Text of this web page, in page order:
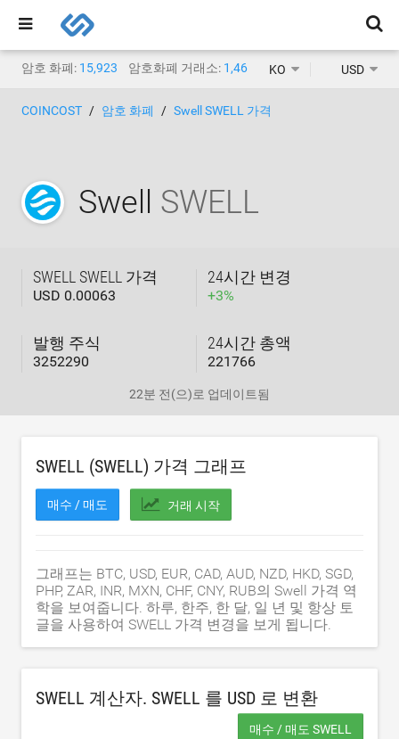
암호 화폐: 15,923 암호화폐 거래소: 1,468 KO USD
COINCOST 암호 화폐 Swell SWELL 가격
Swell SWELL
SWELL SWELL 가격
USD 0.00063
24시간 변경
+3%
발행 주식
3252290
24시간 총액
221766
22분 전(으)로 업데이트됨
SWELL (SWELL) 가격 그래프
매수 / 매도 거래 시작
그래프는 BTC, USD, EUR, CAD, AUD, NZD, HKD, SGD,
PHP, ZAR, INR, MXN, CHF, CNY, RUB의 Swell 가격 역
학을 보여줍니다. 하루, 한주, 한 달, 일 년 및 항상 토
글을 사용하여 SWELL 가격 변경을 보게 됩니다.
SWELL 계산자. SWELL 를 USD 로 변환
매수 / 매도 SWELL